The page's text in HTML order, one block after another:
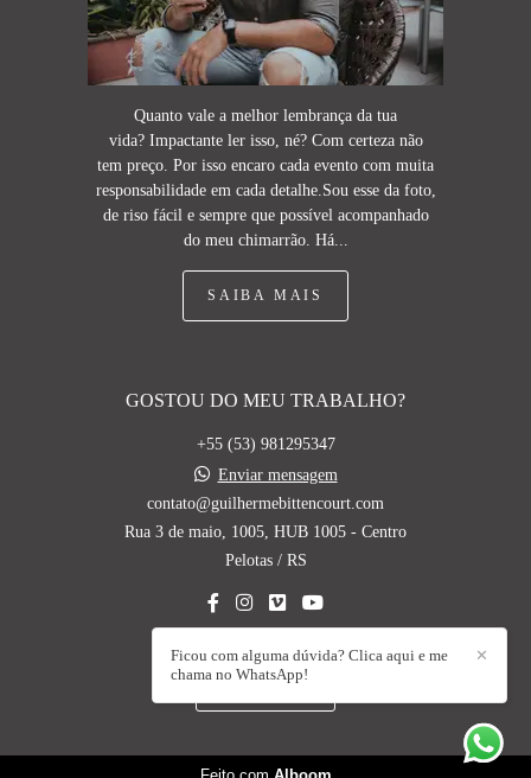
Quanto vale a melhor lembrança da tua
vida? Impactante ler isso, né? Com certeza não
tem preço. Por isso encaro cada evento com muita
responsabilidade em cada detalhe.Sou esse da foto,
de riso fácil e sempre que possível acompanhado
do meu chimarrão. Há...
SAIBA MAIS
GOSTOU DO MEU TRABALHO?
+55 (53) 981295347
Enviar mensagem
contato@guilhermebittencourt.com
Rua 3 de maio, 1005, HUB 1005 - Centro
Pelotas / RS
CONTATO
✕
Ficou com alguma dúvida? Clica aqui e me
chama no WhatsApp!